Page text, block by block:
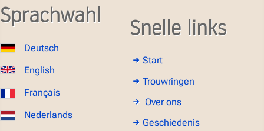
Sprachwahl
Deutsch
English
Français
Nederlands
Snelle links
Start
Trouwringen
Over ons
Geschiedenis